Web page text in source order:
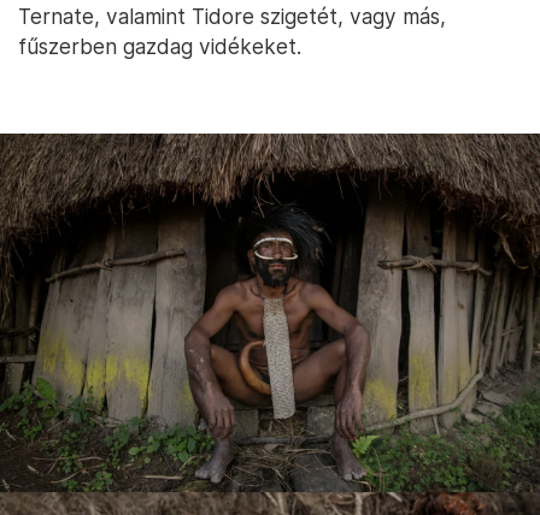
Ternate, valamint Tidore szigetét, vagy más,
fűszerben gazdag vidékeket.